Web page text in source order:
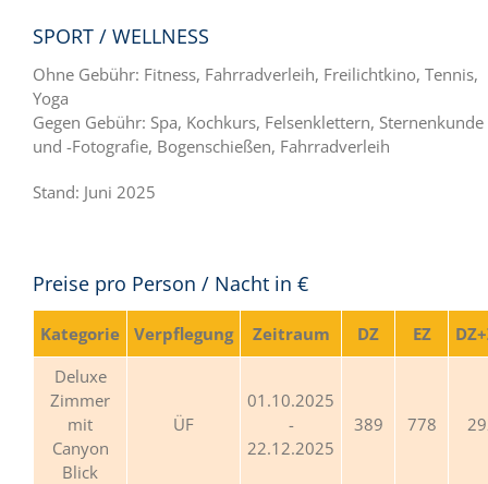
SPORT / WELLNESS
Ohne Gebühr: Fitness, Fahrradverleih, Freilichtkino, Tennis,
Yoga
Gegen Gebühr: Spa, Kochkurs, Felsenklettern, Sternenkunde
und -Fotografie, Bogenschießen, Fahrradverleih
Stand: Juni 2025
Preise pro Person / Nacht in €
Kategorie Verpflegung Zeitraum DZ EZ
Deluxe
Zimmer
mit
Canyon
Blick
ÜF
01.10.2025
-
22.12.2025
389 778